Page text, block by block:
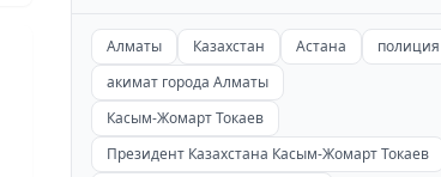
Алматы Казахстан Астана
полиция
акимат города Алматы
Касым-Жомарт Токаев
Президент Казахстана Касым-Жомарт Токаев